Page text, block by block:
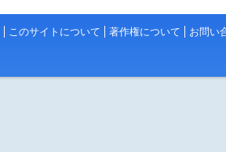
このサイトについて 著作権について お問い